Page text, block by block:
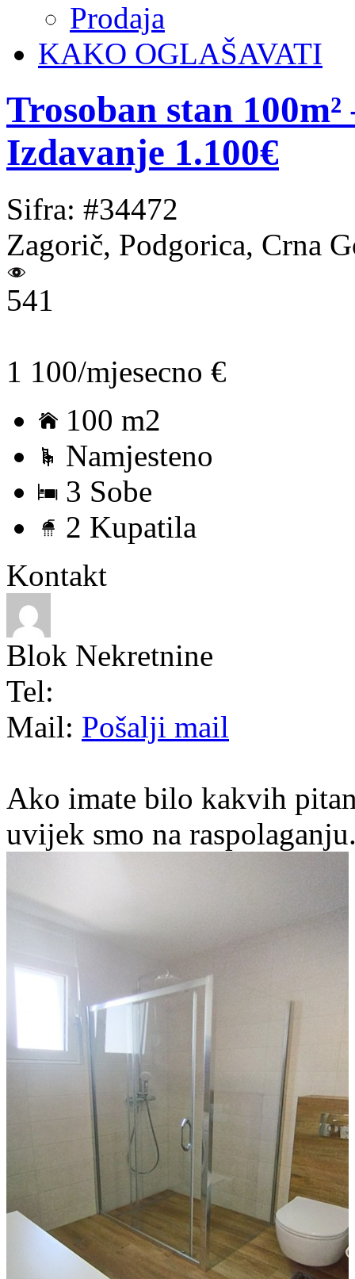
Prodaja
KAKO OGLAŠAVATI
Trosoban stan
Izdavanje 1.100€
Sifra: #34472
Zagorič, Podgorica, Crna
541
1 100/mjesecno €
100 m2
Namjesteno
3 Sobe
2 Kupatila
Kontakt
Blok Nekretnine
Tel:
Mail: Pošalji mail
Ako imate bilo kakvih
uvijek smo na